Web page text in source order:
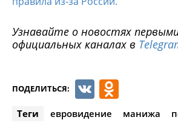
Узнавайте о новостях
официальных каналах в
ПОДЕЛИТЬСЯ: VK
Теги евровидение манижа